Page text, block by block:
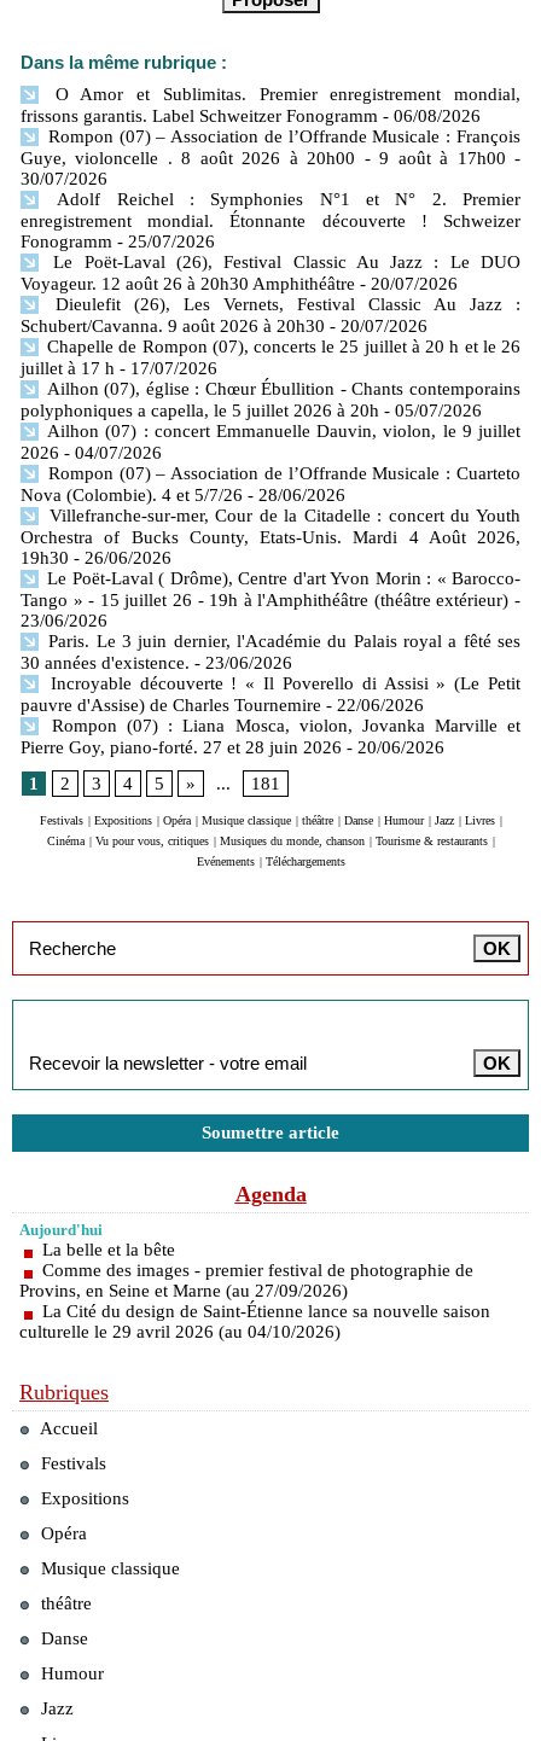
Dans la même rubrique :
O Amor et Sublimitas. Premier enregistrement mondial,
frissons garantis. Label Schweitzer Fonogramm - 06/08/2026
Rompon (07) – Association de l’Offrande Musicale : François
Guye, violoncelle . 8 août 2026 à 20h00 - 9 août à 17h00 -
30/07/2026
Adolf Reichel : Symphonies N°1 et N° 2. Premier
enregistrement mondial. Étonnante découverte ! Schweizer
Fonogramm - 25/07/2026
Le Poët-Laval (26), Festival Classic Au Jazz : Le DUO
Voyageur. 12 août 26 à 20h30 Amphithéâtre - 20/07/2026
Dieulefit (26), Les Vernets, Festival Classic Au Jazz :
Schubert/Cavanna. 9 août 2026 à 20h30 - 20/07/2026
Chapelle de Rompon (07), concerts le 25 juillet à 20 h et le 26
juillet à 17 h - 17/07/2026
Ailhon (07), église : Chœur Ébullition - Chants contemporains
polyphoniques a capella, le 5 juillet 2026 à 20h - 05/07/2026
Ailhon (07) : concert Emmanuelle Dauvin, violon, le 9 juillet
2026 - 04/07/2026
Rompon (07) – Association de l’Offrande Musicale : Cuarteto
Nova (Colombie). 4 et 5/7/26 - 28/06/2026
Villefranche-sur-mer, Cour de la Citadelle : concert du Youth
Orchestra of Bucks County, Etats-Unis. Mardi 4 Août 2026,
19h30 - 26/06/2026
Le Poët-Laval ( Drôme), Centre d'art Yvon Morin : « Barocco-
Tango » - 15 juillet 26 - 19h à l'Amphithéâtre (théâtre extérieur) -
23/06/2026
Paris. Le 3 juin dernier, l'Académie du Palais royal a fêté ses
30 années d'existence. - 23/06/2026
Incroyable découverte ! « Il Poverello di Assisi » (Le Petit
pauvre d'Assise) de Charles Tournemire - 22/06/2026
Rompon (07) : Liana Mosca, violon, Jovanka Marville et
Pierre Goy, piano-forté. 27 et 28 juin 2026 - 20/06/2026
1
2 3 4 5 » ... 181
Festivals Expositions Opéra Musique classique théâtre Danse Humour Jazz Livres
Cinéma
Vu pour vous, critiques Musiques du monde, chanson Tourisme & restaurants
Evénements
Téléchargements
Soumettre article
Agenda
Aujourd'hui
La belle et la bête
Comme des images - premier festival de photographie de
Provins, en Seine et Marne (au 27/09/2026)
La Cité du design de Saint-Étienne lance sa nouvelle saison
culturelle le 29 avril 2026 (au 04/10/2026)
Rubriques
Accueil
Festivals
Expositions
Opéra
Musique classique
théâtre
Danse
Humour
Jazz